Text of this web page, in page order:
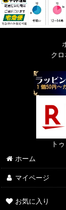
ク
ト
ホーム
マイページ
お気に入り